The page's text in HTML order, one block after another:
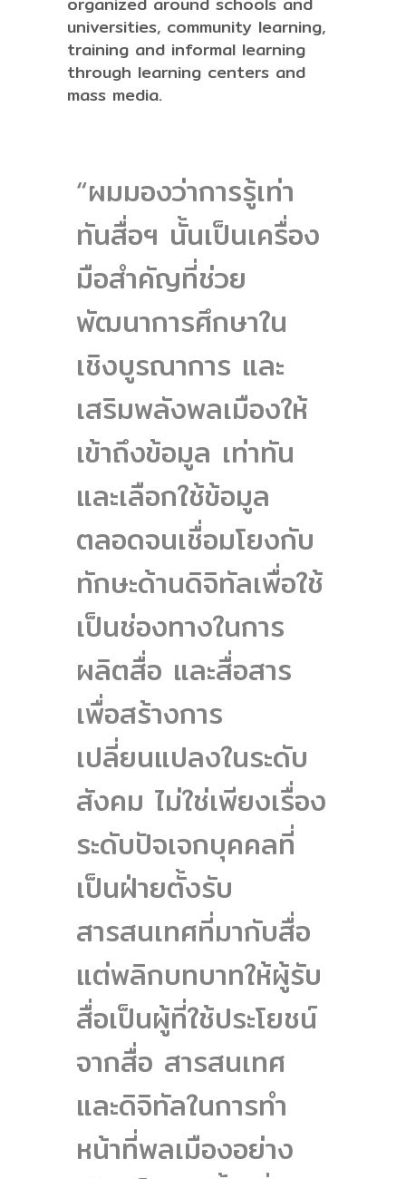
universities, community learning,
training and informal learning
through learning centers and
mass media.
“ผมมองว่าการรู้เท่า
ทันสื่อฯ นั้นเป็นเครื่อง
มือสำคัญที่ช่วย
พัฒนาการศึกษาใน
เชิงบูรณาการ และ
เสริมพลังพลเมืองให้
เข้าถึงข้อมูล เท่าทัน
และเลือกใช้ข้อมูล
ตลอดจนเชื่อมโยงกับ
ทักษะด้านดิจิทัลเพื่อใช้
เป็นช่องทางในการ
ผลิตสื่อ และสื่อสาร
เพื่อสร้างการ
เปลี่ยนแปลงในระดับ
สังคม ไม่ใช่เพียงเรื่อง
ระดับปัจเจกบุคคลที่
เป็นฝ่ายตั้งรับ
สารสนเทศที่มากับสื่อ
แต่พลิกบทบาทให้ผู้รับ
สื่อเป็นผู้ที่ใช้ประโยชน์
จากสื่อ สารสนเทศ
และดิจิทัลในการทำ
หน้าที่พลเมืองอย่าง